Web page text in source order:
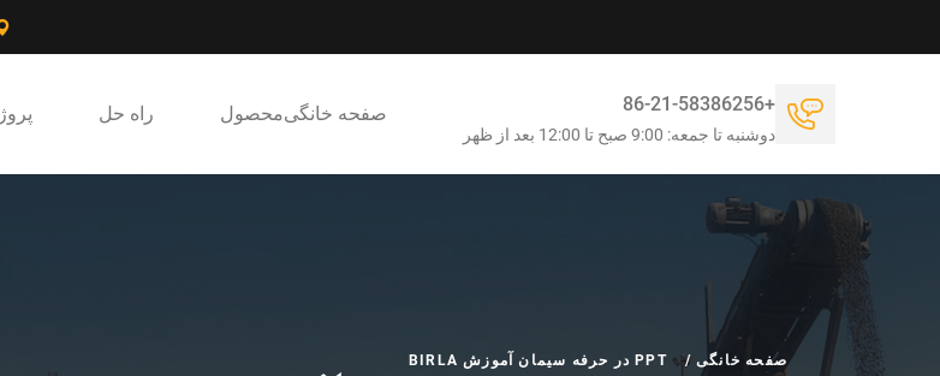
صفحه خانگیمحصول راه حل +86-21-58386256
دوشنبه تا جمعه: 9:00 صبح تا 12:00 بعد از ظهر
صفحه خانگی / PPT در حرفه سیمان آموزش BIRLA